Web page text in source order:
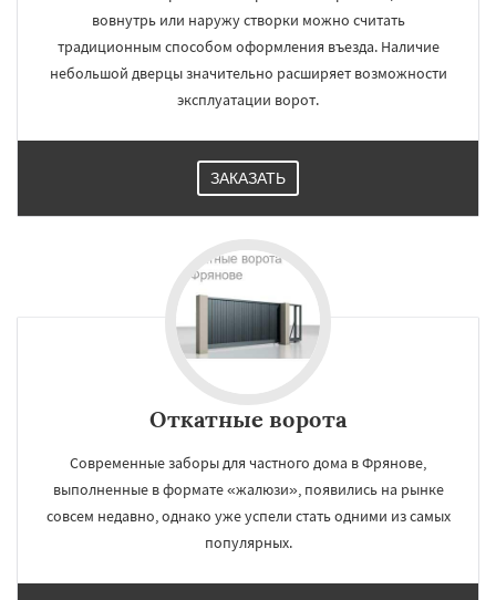
вовнутрь или наружу створки можно считать
традиционным способом оформления въезда. Наличие
небольшой дверцы значительно расширяет возможности
эксплуатации ворот.
ЗАКАЗАТЬ
Откатные ворота
Современные заборы для частного дома в Фрянове,
выполненные в формате «жалюзи», появились на рынке
совсем недавно, однако уже успели стать одними из самых
популярных.